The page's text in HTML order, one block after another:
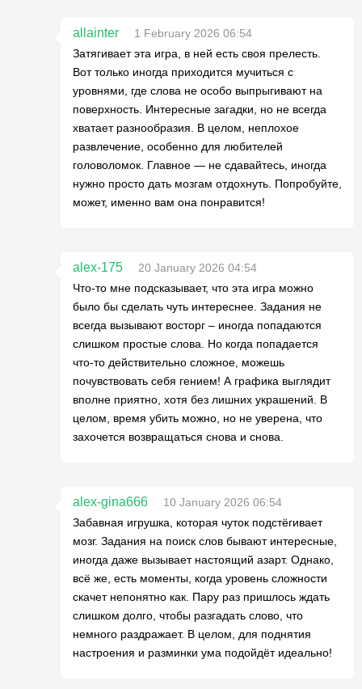
allainter
1 February 2026 06:54
Затягивает эта игра, в ней есть своя прелесть.
Вот только иногда приходится мучиться с
уровнями, где слова не особо выпрыгивают на
поверхность. Интересные загадки, но не всегда
хватает разнообразия. В целом, неплохое
развлечение, особенно для любителей
головоломок. Главное — не сдавайтесь, иногда
нужно просто дать мозгам отдохнуть. Попробуйте,
может, именно вам она понравится!
alex-175
20 January 2026 04:54
Что-то мне подсказывает, что эта игра можно
было бы сделать чуть интереснее. Задания не
всегда вызывают восторг – иногда попадаются
слишком простые слова. Но когда попадается
что-то действительно сложное, можешь
почувствовать себя гением! А графика выглядит
вполне приятно, хотя без лишних украшений. В
целом, время убить можно, но не уверена, что
захочется возвращаться снова и снова.
alex-gina666
10 January 2026 06:54
Забавная игрушка, которая чуток подстёгивает
мозг. Задания на поиск слов бывают интересные,
иногда даже вызывает настоящий азарт. Однако,
всё же, есть моменты, когда уровень сложности
скачет непонятно как. Пару раз пришлось ждать
слишком долго, чтобы разгадать слово, что
немного раздражает. В целом, для поднятия
настроения и разминки ума подойдёт идеально!